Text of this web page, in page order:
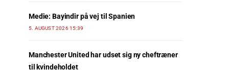
Medie: Bayindir på vej til Spanien
5. AUGUST 2026 15:39
Manchester United har udset sig ny cheftræner
til kvindeholdet